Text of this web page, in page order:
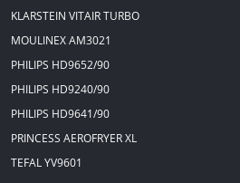
KLARSTEIN VITAIR TURBO
MOULINEX AM3021
PHILIPS HD9652/90
PHILIPS HD9240/90
PHILIPS HD9641/90
PRINCESS AEROFRYER XL
TEFAL YV9601